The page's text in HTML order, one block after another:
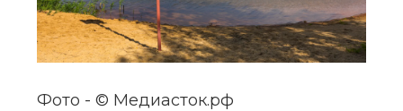
Фото - © Медиасток.рф